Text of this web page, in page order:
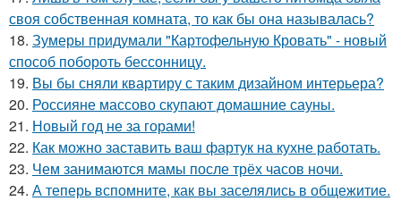
своя собственная комната, то как бы она называлась?
18. Зумеры придумали "Картофельную Кровать" - новый
способ побороть бессонницу.
19. Вы бы сняли квартиру с таким дизайном интерьера?
20. Россияне массово скупают домашние сауны.
21. Новый год не за горами!
22. Как можно заставить ваш фартук на кухне работать.
23. Чем занимаются мамы после трёх часов ночи.
24. А теперь вспомните, как вы заселялись в общежитие.